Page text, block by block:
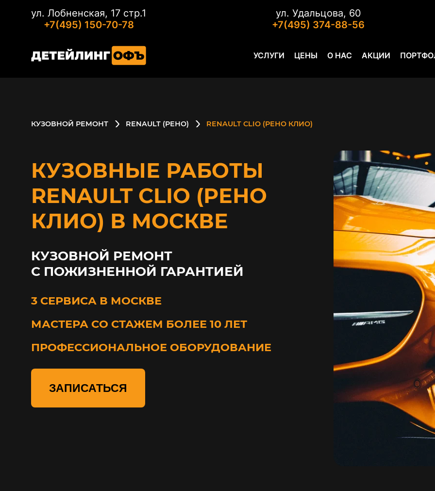
ул. Лобненская, 17 стр.1
+7(495) 150-70-78
ул. Удальцова, 60
+7(495) 374-88-56
УСЛУГИ ЦЕНЫ О НАС АКЦИИ
КУЗОВНОЙ РЕМОНТ RENAULT (РЕНО) RENAULT CLIO (РЕНО КЛИО)
КУЗОВНЫЕ РАБОТЫ
RENAULT CLIO (РЕНО
КЛИО) В МОСКВЕ
КУЗОВНОЙ РЕМОНТ
С ПОЖИЗНЕННОЙ ГАРАНТИЕЙ
3 СЕРВИСА В МОСКВЕ
МАСТЕРА СО СТАЖЕМ БОЛЕЕ 10 ЛЕТ
ПРОФЕССИОНАЛЬНОЕ ОБОРУДОВАНИЕ
ЗАПИСАТЬСЯ